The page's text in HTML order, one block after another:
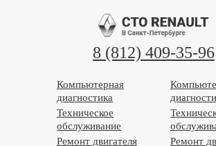
8 (812) 409-35-96
Компьютерная
диагностика
Техническое
обслуживание
Ремонт двигателя
Ремонт